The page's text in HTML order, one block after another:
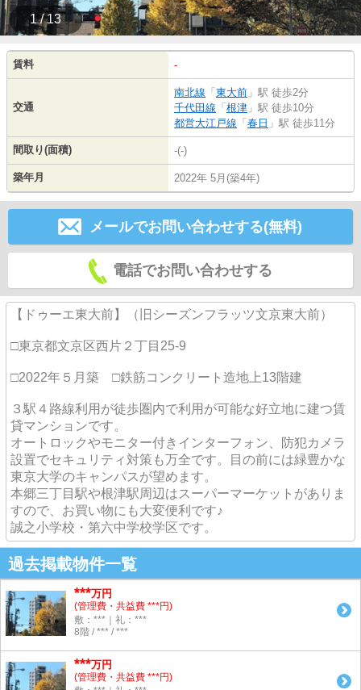
1 / 13
賃料 -
交通
南北線 「 東大前 」駅 徒歩2分
千代田線 「 根津 」駅 徒歩10分
都営大江戸線 「 春日 」駅 徒歩11分
間取り(面積) -(-)
築年月 2022年 5月(築4年)
メールでお問い合わせする(無料)
電話でお問い合わせする
【ドゥーエ東大前】（旧シーズンフラッツ文京東大前）
□東京都文京区西片２丁目25-9
□2022年５月築 □鉄筋コンクリート造地上13階建
３駅４路線利用が徒歩圏内で利用が可能な好立地に建つ賃
貸マンションです。
オートロックやモニター付きインターフォン、防犯カメラ
設置でセキュリティ対策も万全です。目の前には緑豊かな
東京大学のキャンパスが望めます。
本郷三丁目駅や根津駅周辺はスーパーマーケットがありま
すので、お買い物にも大変便利です♪
誠之小学校・第六中学校学区です。
過去掲載物件一覧
***万円
(管理費・共益費 ***円)
敷：***｜礼：***
8階 / *** / ***
***万円
(管理費・共益費 ***円)